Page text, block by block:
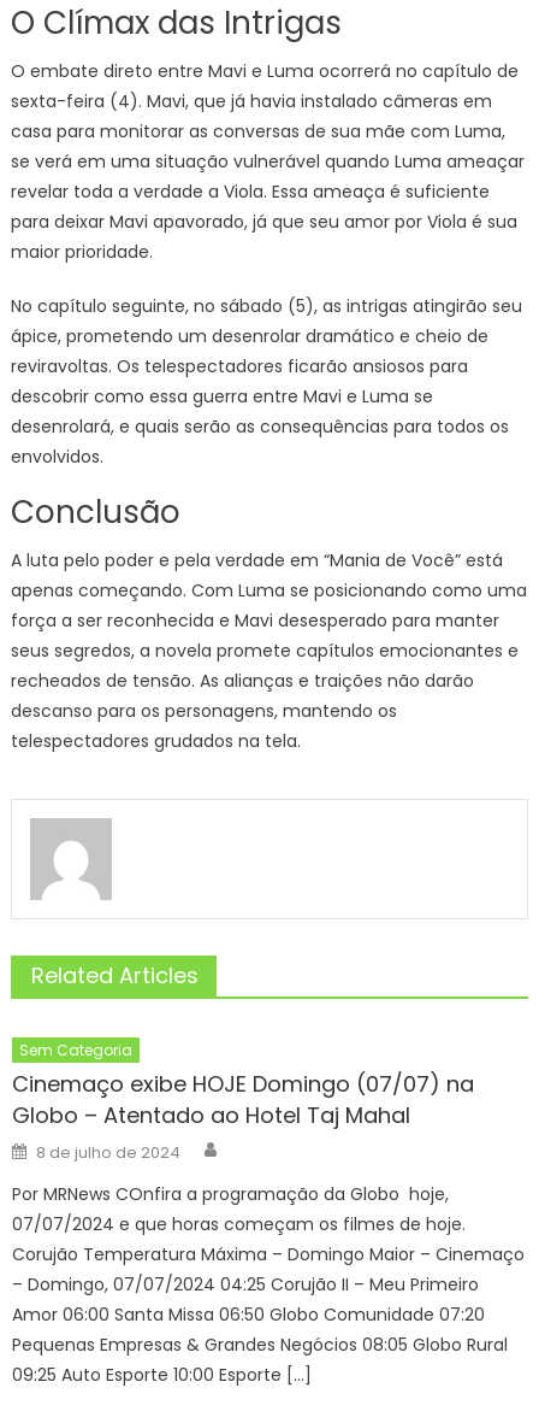
O Clímax das Intrigas
O embate direto entre Mavi e Luma ocorrerá no capítulo de
sexta-feira (4). Mavi, que já havia instalado câmeras em
casa para monitorar as conversas de sua mãe com Luma,
se verá em uma situação vulnerável quando Luma ameaçar
revelar toda a verdade a Viola. Essa ameaça é suficiente
para deixar Mavi apavorado, já que seu amor por Viola é sua
maior prioridade.
No capítulo seguinte, no sábado (5), as intrigas atingirão seu
ápice, prometendo um desenrolar dramático e cheio de
reviravoltas. Os telespectadores ficarão ansiosos para
descobrir como essa guerra entre Mavi e Luma se
desenrolará, e quais serão as consequências para todos os
envolvidos.
Conclusão
A luta pelo poder e pela verdade em “Mania de Você” está
apenas começando. Com Luma se posicionando como uma
força a ser reconhecida e Mavi desesperado para manter
seus segredos, a novela promete capítulos emocionantes e
recheados de tensão. As alianças e traições não darão
descanso para os personagens, mantendo os
telespectadores grudados na tela.
Related Articles
Sem Categoria
Cinemaço exibe HOJE Domingo (07/07) na
Globo – Atentado ao Hotel Taj Mahal
Posted
on
8 de julho de 2024
Por MRNews COnfira a programação da Globo hoje,
07/07/2024 e que horas começam os filmes de hoje.
Corujão Temperatura Máxima – Domingo Maior – Cinemaço
– Domingo, 07/07/2024 04:25 Corujão II – Meu Primeiro
Amor 06:00 Santa Missa 06:50 Globo Comunidade 07:20
Pequenas Empresas & Grandes Negócios 08:05 Globo Rural
09:25 Auto Esporte 10:00 Esporte […]